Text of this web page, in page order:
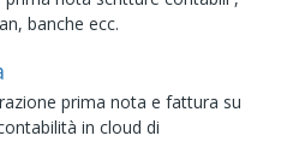
banche ecc.
prima nota e fattura su
in cloud di